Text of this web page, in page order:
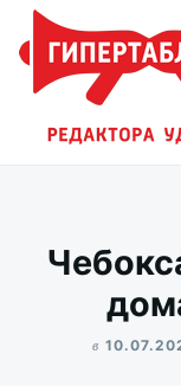
Перейти
содержимому
Искать:
в